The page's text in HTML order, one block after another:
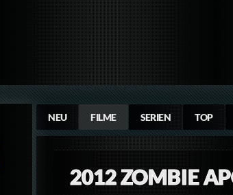
NEU FILME SERIEN TOP
2012 ZOMBIE